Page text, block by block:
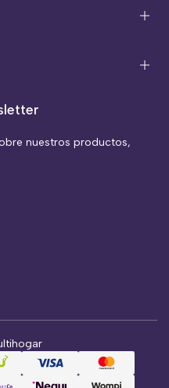
nuestros productos,